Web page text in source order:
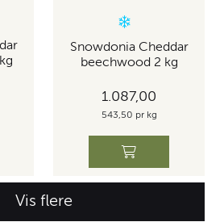
Snowdonia Cheddar
beechwood 2 kg
1.087,00
543,50 pr kg
Vis flere